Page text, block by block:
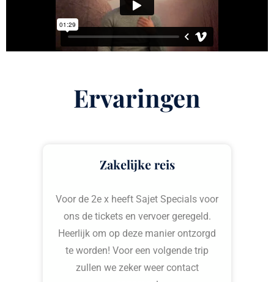
Ervaringen
Zakelijke reis
Voor de 2e x heeft Sajet Specials voor
ons de tickets en vervoer geregeld.
Heerlijk om op deze manier ontzorgd
te worden! Voor een volgende trip
zullen we zeker weer contact